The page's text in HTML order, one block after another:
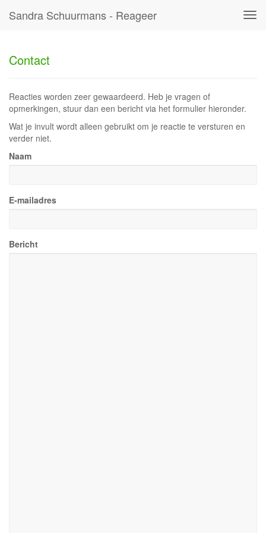
Sandra Schuurmans - Reageer
Contact
Reacties worden zeer gewaardeerd. Heb je vragen of
opmerkingen, stuur dan een bericht via het formulier hieronder.
Wat je invult wordt alleen gebruikt om je reactie te versturen en
verder niet.
Naam
E-mailadres
Bericht